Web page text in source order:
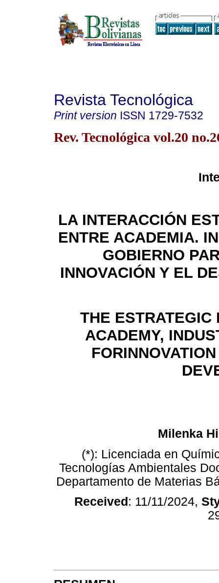
Revista Tecnológica
Print version ISSN 1729-7532
Rev. Tecnológica vol.20
LA INTERACCIÓN
ENTRE ACADEMIA.
GOBIERNO
INNOVACIÓN Y EL
THE ESTRATEGIC
ACADEMY,
Milenka
(*): Licenciada en
Tecnologías Ambientales
Departamento de Materias
Received: 11/11/2024,